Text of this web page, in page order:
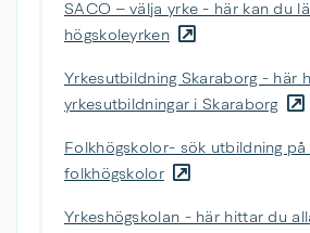
SACO – välja yrke - här kan du
högskoleyrken
Yrkesutbildning Skaraborg - här
yrkesutbildningar i Skaraborg
Folkhögskolor- sök utbildning på
folkhögskolor
Yrkeshögskolan - här hittar du